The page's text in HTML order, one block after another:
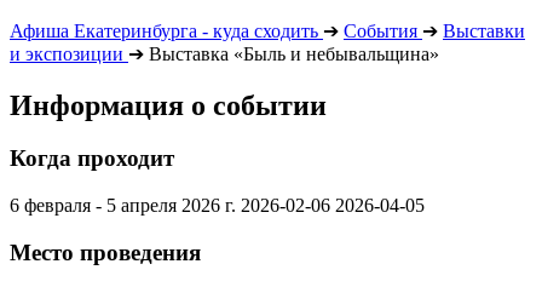
Афиша Екатеринбурга - куда сходить ➔ События ➔ Выставки
и экспозиции ➔ Выставка «Быль и небывальщина»
Информация о событии
Когда проходит
6 февраля - 5 апреля 2026 г. 2026-02-06 2026-04-05
Место проведения